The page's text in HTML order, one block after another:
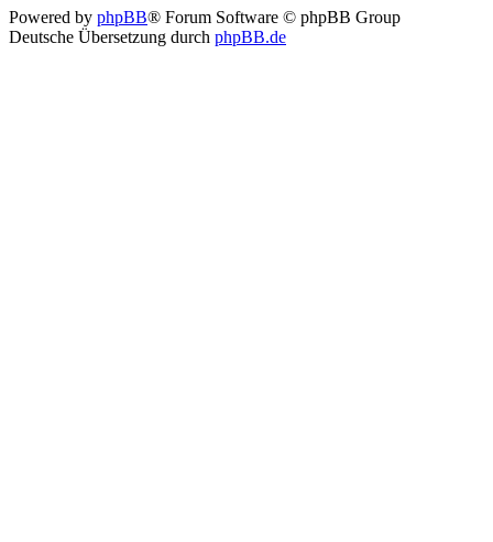
Powered by phpBB® Forum Software © phpBB Group
Deutsche Übersetzung durch phpBB.de